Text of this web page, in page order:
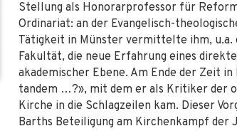
Stellung als Honorarprofessor für
Ordinariat: an der Evangelisch-
Tätigkeit in Münster vermittelte ihm, u.a.
Fakultät, die neue Erfahrung eines
akademischer Ebene. Am Ende der Zeit
tandem …?», mit dem er als Kritiker der
Kirche in die Schlagzeilen kam. Dieser
Barths Beteiligung am Kirchenkampf der